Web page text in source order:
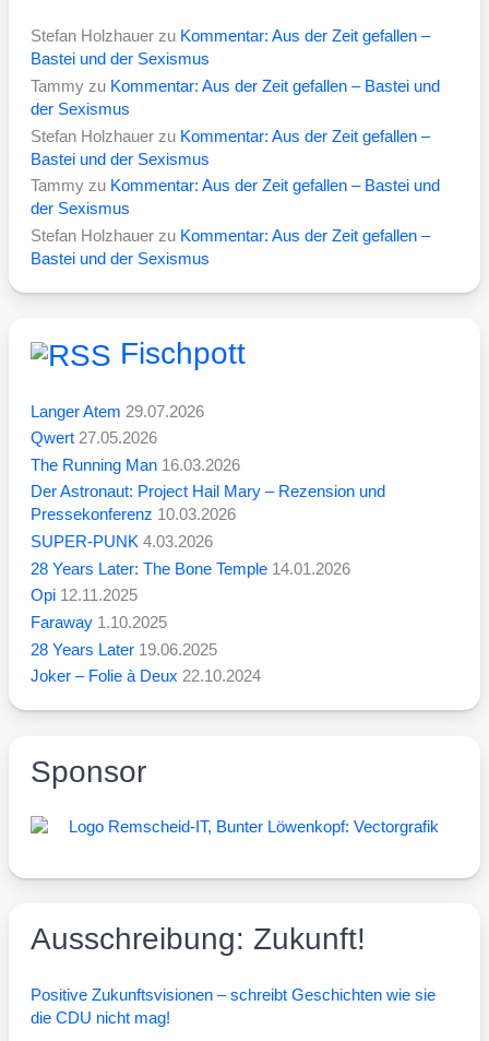
Stefan Holzhauer zu Kommentar: Aus der Zeit gefallen –
Bastei und der Sexismus
Tammy zu Kommentar: Aus der Zeit gefallen – Bastei und
der Sexismus
Stefan Holzhauer zu Kommentar: Aus der Zeit gefallen –
Bastei und der Sexismus
Tammy zu Kommentar: Aus der Zeit gefallen – Bastei und
der Sexismus
Stefan Holzhauer zu Kommentar: Aus der Zeit gefallen –
Bastei und der Sexismus
Fischpott
Langer Atem 29.07.2026
Qwert 27.05.2026
The Running Man 16.03.2026
Der Astronaut: Project Hail Mary – Rezension und
Pressekonferenz 10.03.2026
SUPER-PUNK 4.03.2026
28 Years Later: The Bone Temple 14.01.2026
Opi 12.11.2025
Faraway 1.10.2025
28 Years Later 19.06.2025
Joker – Folie à Deux 22.10.2024
Sponsor
Ausschreibung: Zukunft!
Posi­ti­ve Zukunfts­vi­sio­nen – schreibt Geschich­ten wie sie
die CDU nicht mag!